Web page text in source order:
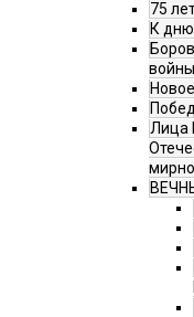
75
К
Лица